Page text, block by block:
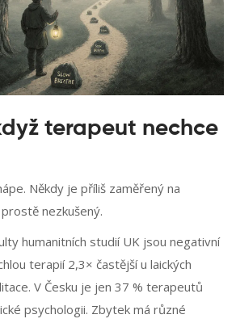
terapeut nechce
Někdy je příliš zaměřený na
nezkušený.
humanitních studií UK jsou negativní
terapií 2,3× častější u laických
V Česku je jen 37 % terapeutů
psychologii. Zbytek má různé